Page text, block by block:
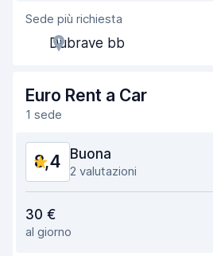
Gentilezza degli agenti
Rapidità del ritiro
Rapidità della riconsegna
Condizioni dell'auto
Sede più richiesta
Dubrave bb
Euro Rent a Car
1 sede
8,4 Buona
2 valutazioni
Facile da trovare
30 €
al giorno